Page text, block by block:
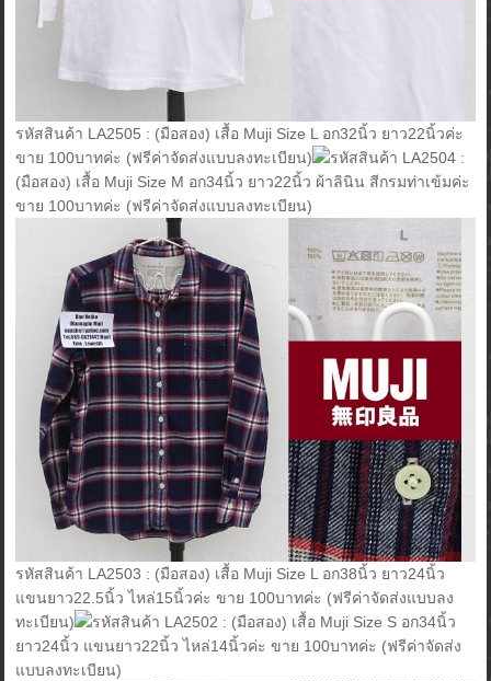
รหัสสินค้า LA2505 : (มือสอง) เสื้อ Muji Size L อก32นิ้ว ยาว22นิ้วค่ะ
ขาย 100บาทค่ะ (ฟรีค่าจัดส่งแบบลงทะเบียน)
รหัสสินค้า LA2504 :
(มือสอง) เสื้อ Muji Size M อก34นิ้ว ยาว22นิ้ว ผ้าลินิน สีกรมท่าเข้มค่ะ
ขาย 100บาทค่ะ (ฟรีค่าจัดส่งแบบลงทะเบียน)
รหัสสินค้า LA2503 : (มือสอง) เสื้อ Muji Size L อก38นิ้ว ยาว24นิ้ว
แขนยาว22.5นิ้ว ไหล่15นิ้วค่ะ ขาย 100บาทค่ะ (ฟรีค่าจัดส่งแบบลง
ทะเบียน)
รหัสสินค้า LA2502 : (มือสอง) เสื้อ Muji Size S อก34นิ้ว
ยาว24นิ้ว แขนยาว22นิ้ว ไหล่14นิ้วค่ะ ขาย 100บาทค่ะ (ฟรีค่าจัดส่ง
แบบลงทะเบียน)